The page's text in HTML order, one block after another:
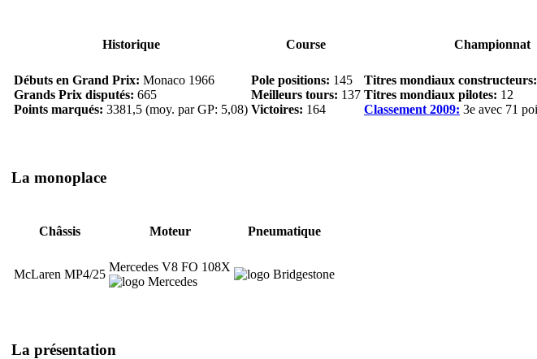
Historique Course Championnat
Débuts en Grand Prix: Monaco 1966
Grands Prix disputés: 665
Points marqués: 3381,5 (moy. par GP: 5,08)
Pole positions: 145
Meilleurs tours: 137
Victoires: 164
Titres mondiaux constructeurs:
Titres mondiaux pilotes: 12
Classement 2009: 3e avec 71
La monoplace
Châssis Moteur Pneumatique
McLaren MP4/25
Mercedes V8 FO 108X
La présentation